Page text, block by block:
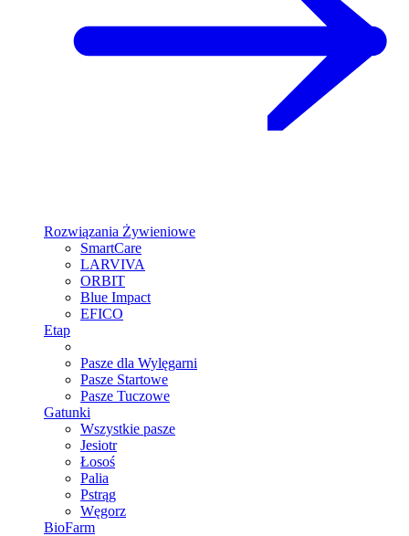
Rozwiązania Żywieniowe
SmartCare
LARVIVA
ORBIT
Blue Impact
EFICO
Etap
Pasze dla Wylęgarni
Pasze Startowe
Pasze Tuczowe
Gatunki
Wszystkie pasze
Jesiotr
Łosoś
Palia
Pstrąg
Węgorz
BioFarm